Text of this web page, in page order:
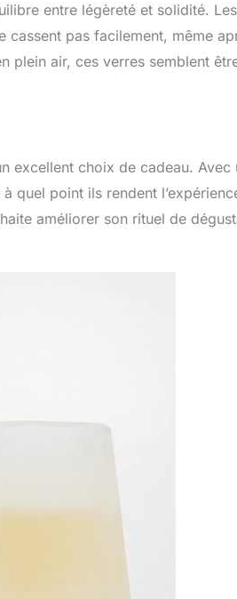
entre légèreté et solidité.
cassent pas facilement, même
plein air, ces verres semblent
excellent choix de cadeau. Avec
quel point ils rendent
améliorer son rituel de